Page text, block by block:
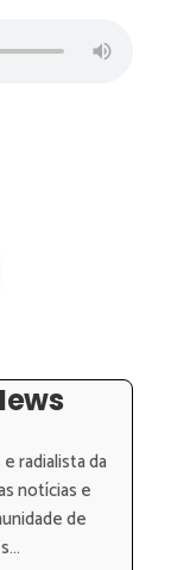
radialista da
notícias e
de